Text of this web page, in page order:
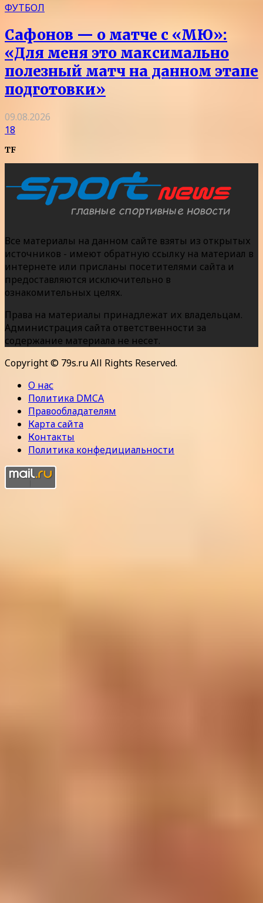
ФУТБОЛ
Сафонов — о матче с «МЮ»:
«Для меня это максимально
полезный матч на данном этапе
подготовки»
09.08.2026
18
TF
Все материалы на данном сайте взяты из открытых
источников - имеют обратную ссылку на материал в
интернете или присланы посетителями сайта и
предоставляются исключительно в
ознакомительных целях.
Права на материалы принадлежат их владельцам.
Администрация сайта ответственности за
содержание материала не несет.
Copyright © 79s.ru All Rights Reserved.
О нас
Политика DMCA
Правообладателям
Карта сайта
Контакты
Политика конфедициальности